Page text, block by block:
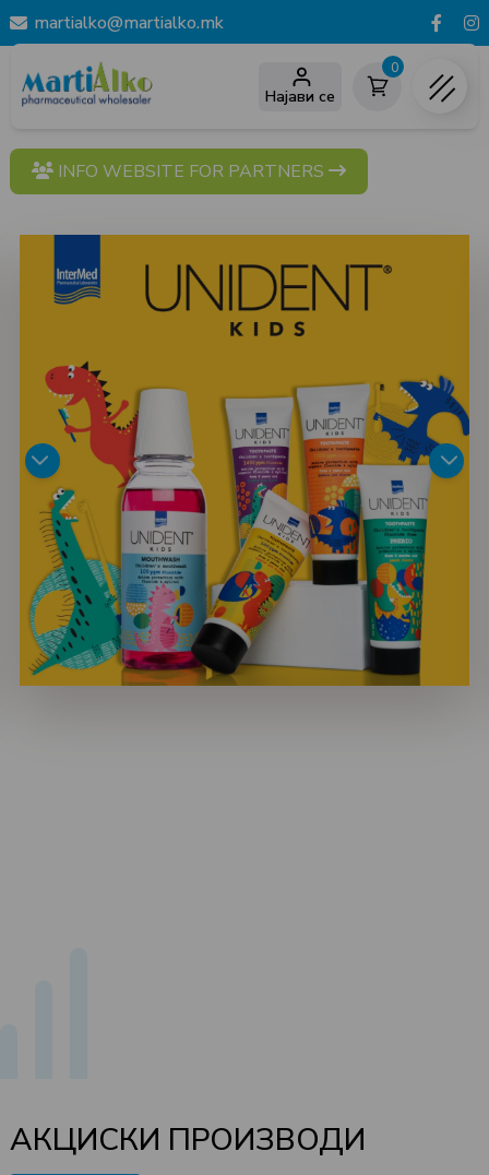
martialko@martialko.mk
Најави се
0
INFO WEBSITE FOR PARTNERS
АКЦИСКИ ПРОИЗВОДИ